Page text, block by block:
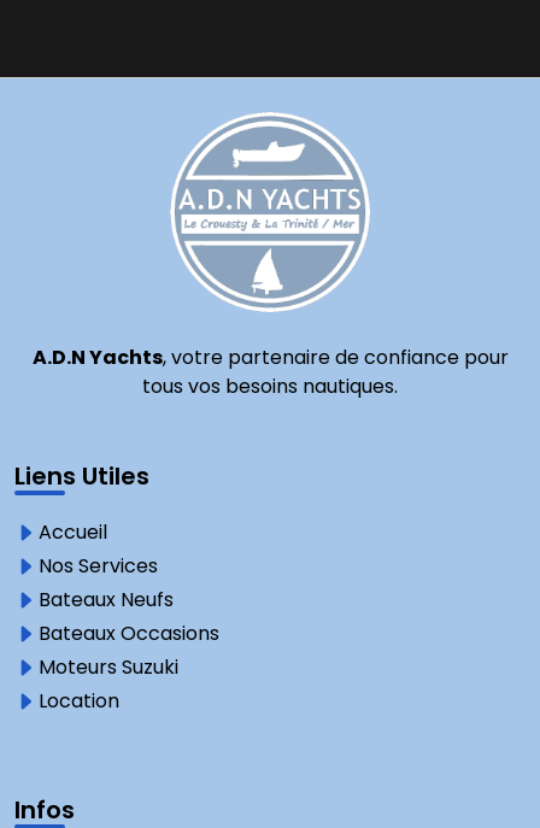
A.D.N Yachts, votre partenaire de confiance pour
tous vos besoins nautiques.
Liens Utiles
Accueil
Nos Services
Bateaux Neufs
Bateaux Occasions
Moteurs Suzuki
Location
Infos